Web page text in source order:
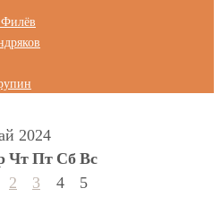
2024
Чт Пт Сб Вс
2 3 4
5